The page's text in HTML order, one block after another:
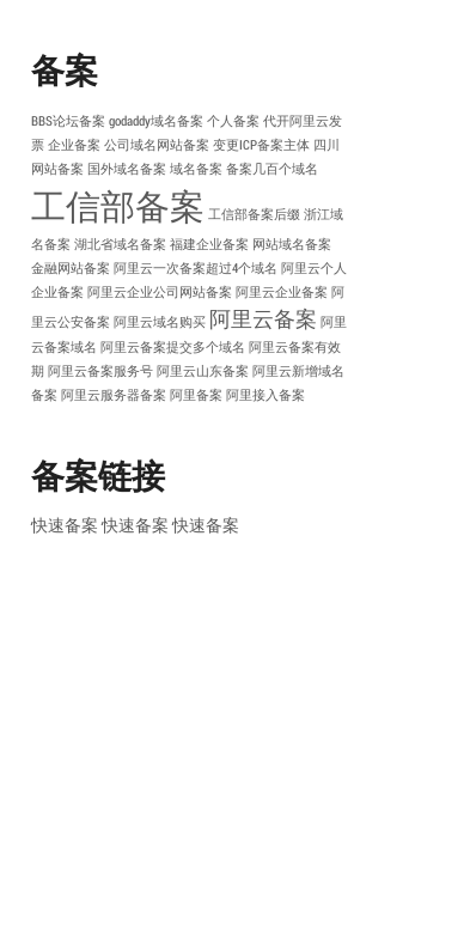
备案
BBS论坛备案 godaddy域名备案 个人备案 代开阿里云发
票 企业备案 公司域名网站备案 变更ICP备案主体 四川
网站备案 国外域名备案 域名备案 备案几百个域名
工信部备案 工信部备案后缀 浙江域
名备案 湖北省域名备案 福建企业备案 网站域名备案
金融网站备案 阿里云一次备案超过4个域名 阿里云个人
企业备案 阿里云企业公司网站备案 阿里云企业备案 阿
里云公安备案 阿里云域名购买 阿里云备案 阿里
云备案域名 阿里云备案提交多个域名 阿里云备案有效
期 阿里云备案服务号 阿里云山东备案 阿里云新增域名
备案 阿里云服务器备案 阿里备案 阿里接入备案
备案链接
快速备案 快速备案 快速备案